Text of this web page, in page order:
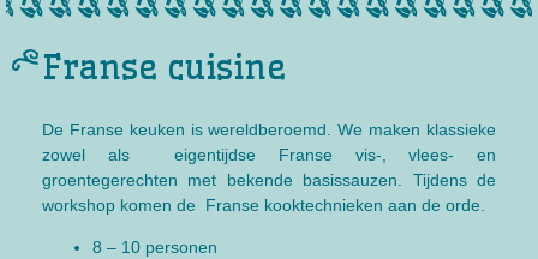
Franse cuisine
De Franse keuken is wereldberoemd. We maken klassieke
zowel als eigentijdse Franse vis-, vlees- en
groentegerechten met bekende basissauzen. Tijdens de
workshop komen de Franse kooktechnieken aan de orde.
8 – 10 personen